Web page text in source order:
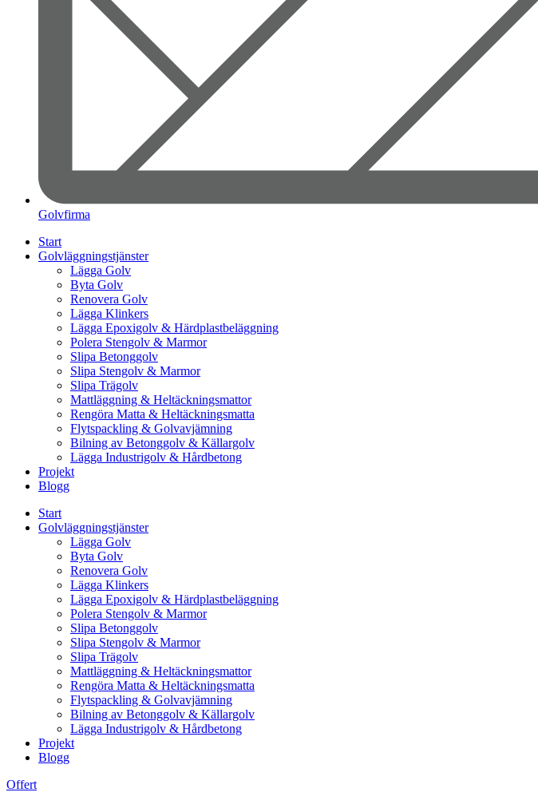
Golvfirma
Start
Golvläggningstjänster
Lägga Golv
Byta Golv
Renovera Golv
Lägga Klinkers
Lägga Epoxigolv & Härdplastbeläggning
Polera Stengolv & Marmor
Slipa Betonggolv
Slipa Stengolv & Marmor
Slipa Trägolv
Mattläggning & Heltäckningsmattor
Rengöra Matta & Heltäckningsmatta
Flytspackling & Golvavjämning
Bilning av Betonggolv & Källargolv
Lägga Industrigolv & Hårdbetong
Projekt
Blogg
Start
Golvläggningstjänster
Lägga Golv
Byta Golv
Renovera Golv
Lägga Klinkers
Lägga Epoxigolv & Härdplastbeläggning
Polera Stengolv & Marmor
Slipa Betonggolv
Slipa Stengolv & Marmor
Slipa Trägolv
Mattläggning & Heltäckningsmattor
Rengöra Matta & Heltäckningsmatta
Flytspackling & Golvavjämning
Bilning av Betonggolv & Källargolv
Lägga Industrigolv & Hårdbetong
Projekt
Blogg
Offert